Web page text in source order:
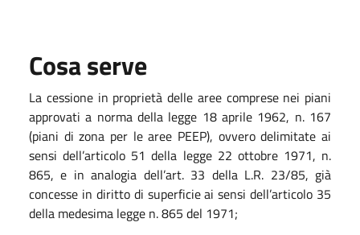
Cosa serve
La cessione in proprietà delle aree comprese nei piani
approvati a norma della legge 18 aprile 1962, n. 167
(piani di zona per le aree PEEP), ovvero delimitate ai
sensi dell’articolo 51 della legge 22 ottobre 1971, n.
865, e in analogia dell’art. 33 della L.R. 23/85, già
concesse in diritto di superficie ai sensi dell’articolo 35
della medesima legge n. 865 del 1971;